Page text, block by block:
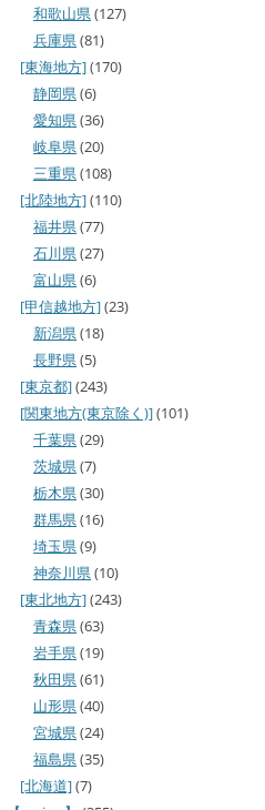
和歌山県(127)
兵庫県(81)
[東海地方](170)
静岡県(6)
愛知県(36)
岐阜県(20)
三重県(108)
[北陸地方](110)
福井県(77)
石川県(27)
富山県(6)
[甲信越地方](23)
新潟県(18)
長野県(5)
[東京都](243)
[関東地方(東京除く)](101)
千葉県(29)
茨城県(7)
栃木県(30)
群馬県(16)
埼玉県(9)
神奈川県(10)
[東北地方](243)
青森県(63)
岩手県(19)
秋田県(61)
山形県(40)
宮城県(24)
福島県(35)
[北海道](7)